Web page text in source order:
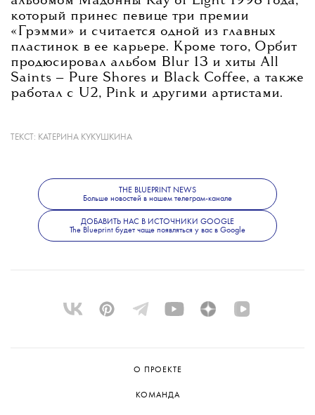
который принес певице три премии
«Грэмми» и считается одной из главных
пластинок в ее карьере. Кроме того, Орбит
продюсировал альбом Blur 13 и хиты All
Saints — Pure Shores и Black Coffee, а также
работал с U2, Pink и другими артистами.
последним альбомом стал The Painter,
вышедший в 2022 году.
ТЕКСТ: КАТЕРИНА КУКУШКИНА
THE BLUEPRINT NEWS
Больше новостей в нашем телеграм-канале
ДОБАВИТЬ НАС В ИСТОЧНИКИ GOOGLE
The Blueprint будет чаще появляться у вас в Google
О ПРОЕКТЕ
КОМАНДА